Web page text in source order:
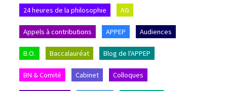
24 heures de la philosophie AG
Appels à contributions APPEP Audiences
B.O. Baccalauréat Blog de l'APPEP
BN & Comité Cabinet Colloques